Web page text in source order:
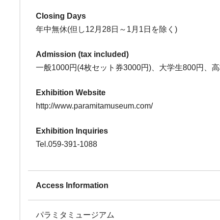
Closing Days
年中無休(但し12月28日～1月1日を除く)
Admission (tax included)
一般1000円(4枚セット券3000円)、大学生800円、
Exhibition Website
http://www.paramitamuseum.com/
Exhibition Inquiries
Tel.059-391-1088
Access Information
パラミタミュージアム